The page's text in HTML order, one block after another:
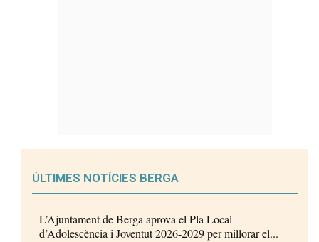
ÚLTIMES NOTÍCIES BERGA
L’Ajuntament de Berga aprova el Pla Local
d’Adolescència i Joventut 2026-2029 per millorar el...